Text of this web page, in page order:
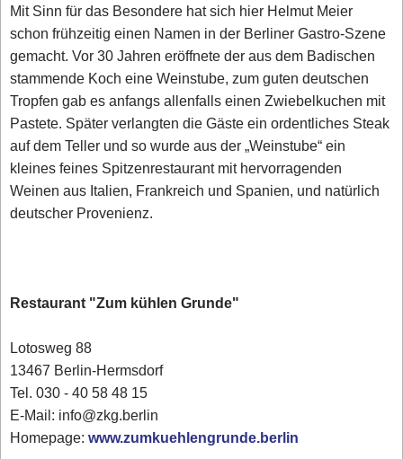
Mit Sinn für das Besondere hat sich hier Helmut Meier
schon frühzeitig einen Namen in der Berliner Gastro-Szene
gemacht. Vor 30 Jahren eröffnete der aus dem Badischen
stammende Koch eine Weinstube, zum guten deutschen
Tropfen gab es anfangs allenfalls einen Zwiebelkuchen mit
Pastete. Später verlangten die Gäste ein ordentliches Steak
auf dem Teller und so wurde aus der „Weinstube“ ein
kleines feines Spitzenrestaurant mit hervorragenden
Weinen aus Italien, Frankreich und Spanien, und natürlich
deutscher Provenienz.
Restaurant "Zum kühlen Grunde"
Lotosweg 88
13467 Berlin-Hermsdorf
Tel. 030 - 40 58 48 15
E-Mail: info@zkg.berlin
Homepage:www.zumkuehlengrunde.berlin